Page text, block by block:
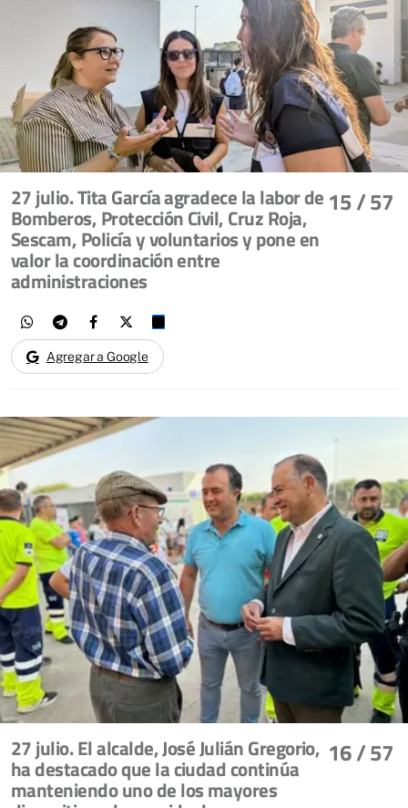
15/ 57
27 julio. Tita García agradece la labor de
Bomberos, Protección Civil, Cruz Roja,
Sescam, Policía y voluntarios y pone en
valor la coordinación entre
administraciones
Agregar a Google
16/ 57
27 julio. El alcalde, José Julián Gregorio,
ha destacado que la ciudad continúa
manteniendo uno de los mayores